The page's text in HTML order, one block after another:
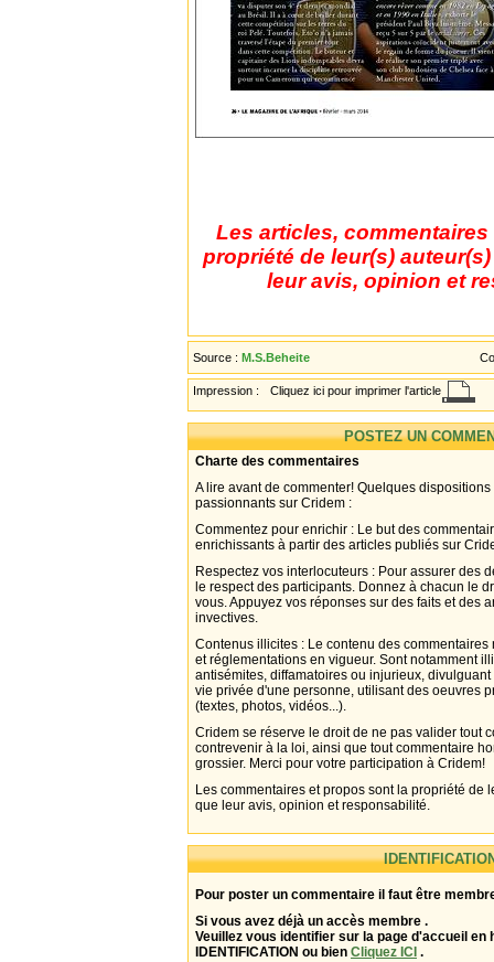
Les articles,
propriété de leur(s)
leur avis, opinion et
Source : M.S.Beheite
Impression : Cliquez ici pour imprimer l'article
POSTEZ UN
Charte des commentaires
A lire avant de commenter! Quelques
passionnants sur Cridem :
Commentez pour enrichir : Le but des
enrichissants à partir des articles publiés sur
Respectez vos interlocuteurs : Pour assurer des
le respect des participants. Donnez à chacun le
vous. Appuyez vos réponses sur des faits et des
invectives.
Contenus illicites : Le contenu des
et réglementations en vigueur. Sont notamment
antisémites, diffamatoires ou injurieux,
vie privée d'une personne, utilisant des oeuvres
(textes, photos, vidéos...).
Cridem se réserve le droit de ne pas valider tout
contrevenir à la loi, ainsi que tout commentaire
grossier. Merci pour votre participation à Cridem!
Les commentaires et propos sont la propriété de
que leur avis, opinion et responsabilité.
Pour poster un commentaire il faut être
Si vous avez déjà un accès membre .
Veuillez vous identifier sur la page d'accueil en
IDENTIFICATION ou bien Cliquez ICI .